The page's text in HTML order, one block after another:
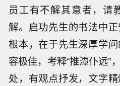
员工有不解其意者，请
解。启功先生的书法中
根本，在于先生深厚学
容极佳，考释“推潭仆远”
处，有观点抒发，文字